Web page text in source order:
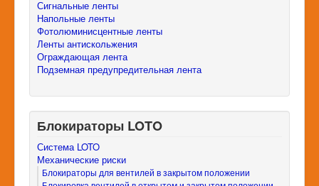
Сигнальные ленты
Напольные ленты
Фотолюминисцентные ленты
Ленты антискольжения
Ограждающая лента
Подземная предупредительная лента
Блокираторы LOTO
Система LOTO
Механические риски
Блокираторы для вентилей в закрытом положении